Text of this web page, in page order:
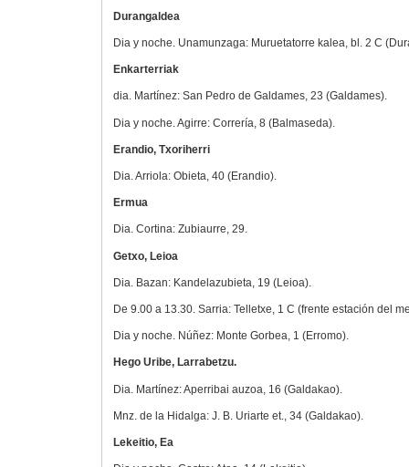
Durangaldea
Dia y noche. Unamunzaga: Muruetatorre kalea, bl. 2 C
Enkarterriak
dia. Martínez: San Pedro de Galdames, 23 (Galdames).
Dia y noche. Agirre: Correría, 8 (Balmaseda).
Erandio, Txoriherri
Dia. Arriola: Obieta, 40 (Erandio).
Ermua
Dia. Cortina: Zubiaurre, 29.
Getxo, Leioa
Dia. Bazan: Kandelazubieta, 19 (Leioa).
De 9.00 a 13.30. Sarria: Telletxe, 1 C (frente estación del
Dia y noche. Núñez: Monte Gorbea, 1 (Erromo).
Hego Uribe, Larrabetzu.
Dia. Martínez: Aperribai auzoa, 16 (Galdakao).
Mnz. de la Hidalga: J. B. Uriarte et., 34 (Galdakao).
Lekeitio, Ea